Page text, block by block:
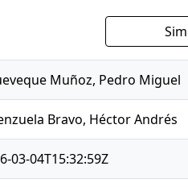
Muñoz, Pedro Miguel
Bravo, Héctor Andrés
03-04T15:32:59Z